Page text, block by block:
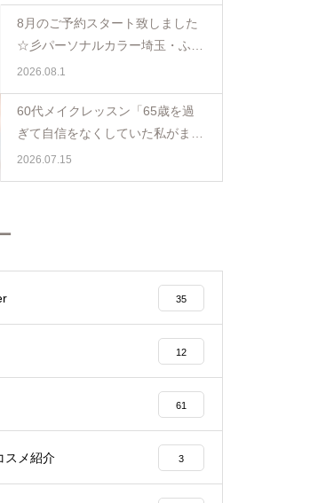
8月のご予約スタート致しました
☆彡パーソナルカラー埼玉・ふじ
み野
2026.08.1
60代メイクレッスン「65歳を過
ぎて自信をなくしていた私がまた
少し前を向けました☺️埼玉・ふじ
み野
2026.07.15
35
12
61
スメ紹介 3